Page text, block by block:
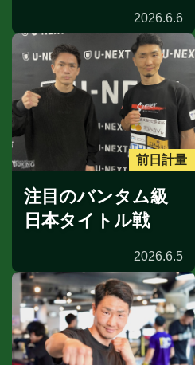
2026.6.6
前日計量
注目のバンタム級
日本タイトル戦
2026.6.5